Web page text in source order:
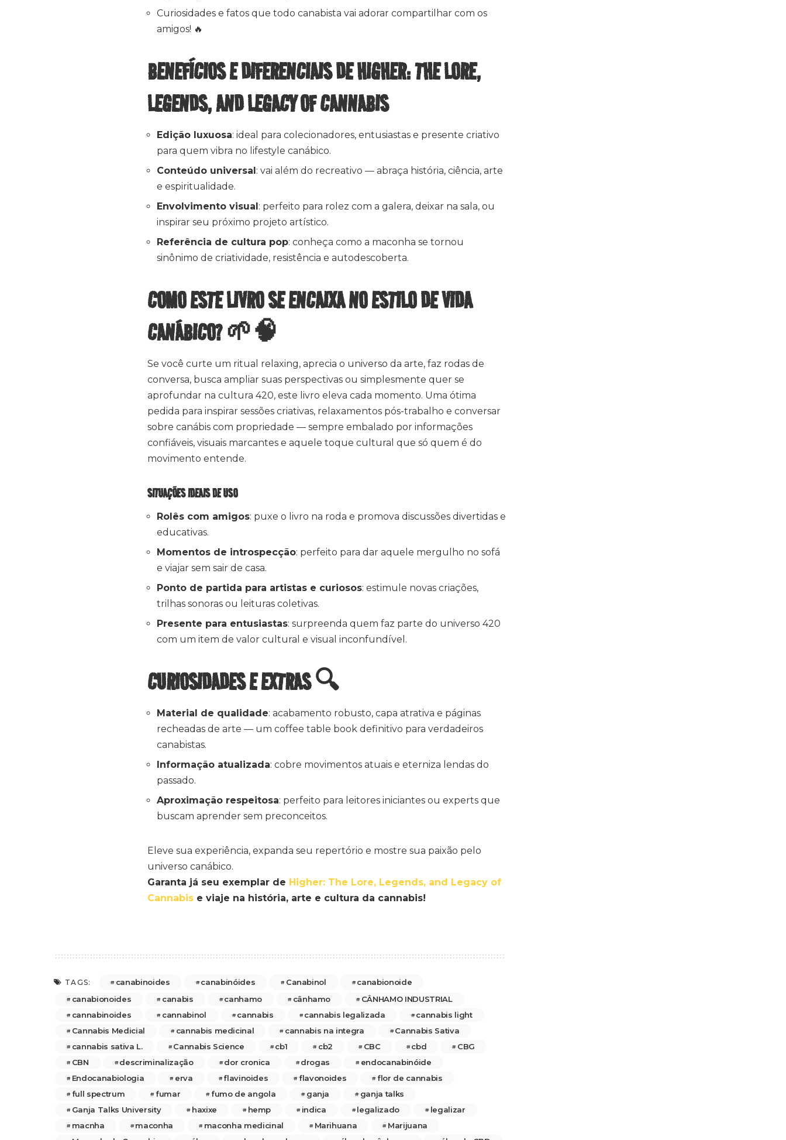
Curiosidades e fatos que todo canabista vai adorar compartilhar com os
amigos! 🔥
BENEFÍCIOS E DIFERENCIAIS DE HIGHER: THE LORE,
LEGENDS, AND LEGACY OF CANNABIS
Edição luxuosa: ideal para colecionadores, entusiastas e presente criativo
para quem vibra no lifestyle canábico.
Conteúdo universal: vai além do recreativo — abraça história, ciência, arte
e espiritualidade.
Envolvimento visual: perfeito para rolez com a galera, deixar na sala, ou
inspirar seu próximo projeto artístico.
Referência de cultura pop: conheça como a maconha se tornou
sinônimo de criatividade, resistência e autodescoberta.
COMO ESTE LIVRO SE ENCAIXA NO ESTILO DE VIDA
CANÁBICO? 🌱🧠
Se você curte um ritual relaxing, aprecia o universo da arte, faz rodas de
conversa, busca ampliar suas perspectivas ou simplesmente quer se
aprofundar na cultura 420, este livro eleva cada momento. Uma ótima
pedida para inspirar sessões criativas, relaxamentos pós-trabalho e conversar
sobre canábis com propriedade — sempre embalado por informações
confiáveis, visuais marcantes e aquele toque cultural que só quem é do
movimento entende.
SITUAÇÕES IDEAIS DE USO
Rolês com amigos: puxe o livro na roda e promova discussões divertidas e
educativas.
Momentos de introspecção: perfeito para dar aquele mergulho no sofá
e viajar sem sair de casa.
Ponto de partida para artistas e curiosos: estimule novas criações,
trilhas sonoras ou leituras coletivas.
Presente para entusiastas: surpreenda quem faz parte do universo 420
com um item de valor cultural e visual inconfundível.
CURIOSIDADES E EXTRAS 🔍
Material de qualidade: acabamento robusto, capa atrativa e páginas
recheadas de arte — um coffee table book definitivo para verdadeiros
canabistas.
Informação atualizada: cobre movimentos atuais e eterniza lendas do
passado.
Aproximação respeitosa: perfeito para leitores iniciantes ou experts que
buscam aprender sem preconceitos.
Eleve sua experiência, expanda seu repertório e mostre sua paixão pelo
universo canábico.
Garanta já seu exemplar de Higher: The Lore, Legends, and Legacy of
Cannabis e viaje na história, arte e cultura da cannabis!
TAGS: canabinoides canabinóides Canabinol
canabionoide
canabionoides
canabis canhamo cânhamo
CÂNHAMO INDUSTRIAL
cannabinoides
cannabinol cannabis cannabis legalizada
cannabis light
Cannabis Medicial
cannabis medicinal cannabis na integra
Cannabis Sativa
cannabis sativa L.
Cannabis Science cb1 cb2 CBC cbd
CBG
CBN
descriminalização dor cronica drogas
endocanabinóide
Endocanabiologia
erva flavinoides flavonoides
flor de cannabis
full spectrum
fumar fumo de angola ganja
ganja talks
Ganja Talks University
haxixe hemp indica legalizado
legalizar
macnha
maconha maconha medicinal Marihuana
Marijuana